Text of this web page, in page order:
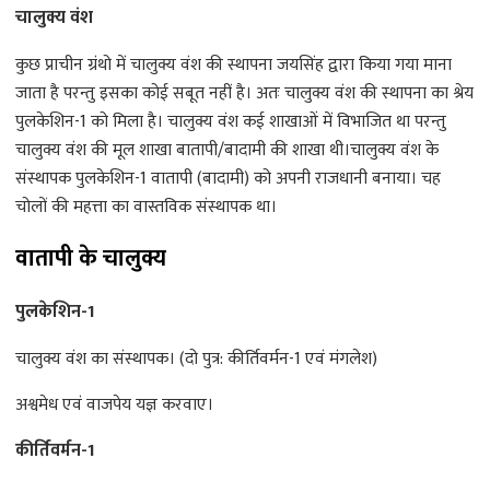
चालुक्य वंश
कुछ प्राचीन ग्रंथो में चालुक्य वंश की स्थापना जयसिंह द्वारा किया गया माना
जाता है परन्तु इसका कोई सबूत नहीं है। अतः चालुक्य वंश की स्थापना का श्रेय
पुलकेशिन-1 को मिला है। चालुक्य वंश कई शाखाओं में विभाजित था परन्तु
चालुक्य वंश की मूल शाखा बातापी/बादामी की शाखा थी।चालुक्य वंश के
संस्थापक पुलकेशिन-1 वातापी (बादामी) को अपनी राजधानी बनाया। चह
चोलों की महत्ता का वास्तविक संस्थापक था।
वातापी के चालुक्य
पुलकेशिन-1
चालुक्य वंश का संस्थापक। (दो पुत्र: कीर्तिवर्मन-1 एवं मंगलेश)
अश्वमेध एवं वाजपेय यज्ञ करवाए।
कीर्तिवर्मन-1